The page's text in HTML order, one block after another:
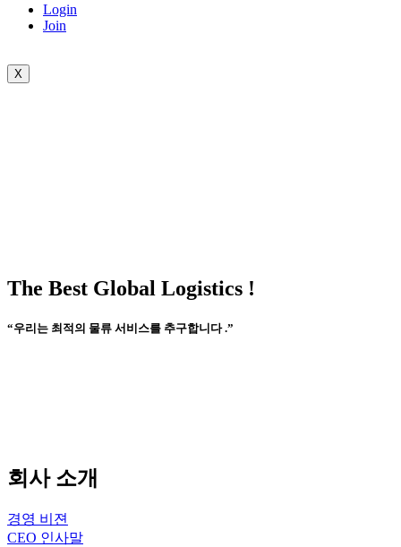
Login
Join
X
The Best Global Logistics !
“우리는 최적의 물류 서비스를 추구합니다 .”
회사 소개
경영 비젼
CEO 인사말